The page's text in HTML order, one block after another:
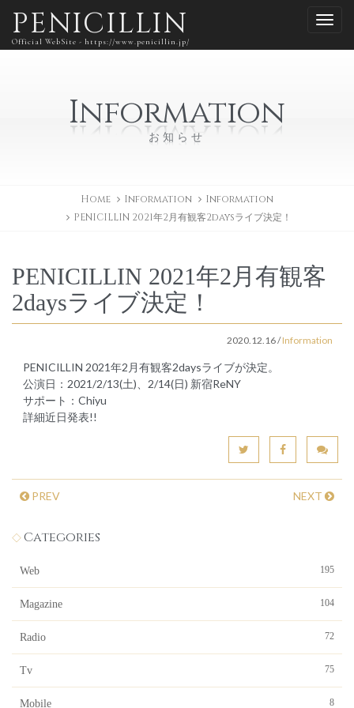
PENICILLIN
Official WebSite - https://www.penicillin.jp/
Information
お知らせ
Home Information
Information
PENICILLIN 2021年2月有観客2daysライブ決定！
PENICILLIN 2021年2月有観客
2daysライブ決定！
2020.12.16/Information
PENICILLIN 2021年2月有観客2daysライブが決定。
公演日：2021/2/13(土)、2/14(日) 新宿ReNY
サポート：Chiyu
詳細近日発表!!
PREV NEXT
Categories
Web 195
Magazine 104
Radio 72
Tv 75
Mobile 8